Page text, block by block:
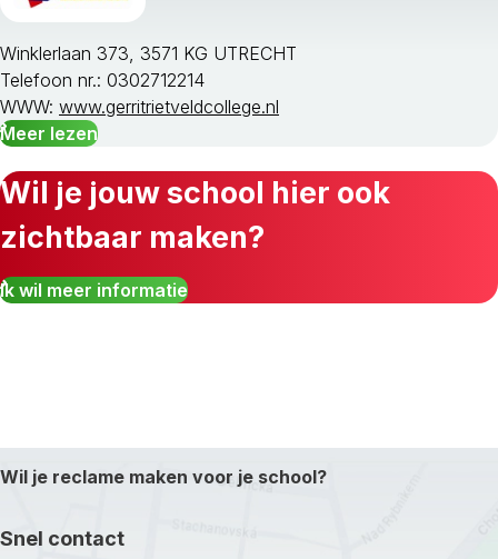
Winklerlaan 373, 3571 KG UTRECHT
Telefoon nr.: 0302712214
WWW: www.gerritrietveldcollege.nl
Meer lezen
Wil je jouw school hier ook
zichtbaar maken?
Ik wil meer informatie
Wil je reclame maken voor je school?
Snel contact